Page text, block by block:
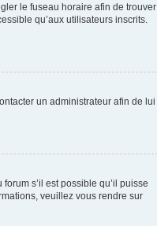
le fuseau horaire afin de trouver
qu’aux utilisateurs inscrits.
un administrateur afin de lui
s’il est possible qu’il puisse
veuillez vous rendre sur